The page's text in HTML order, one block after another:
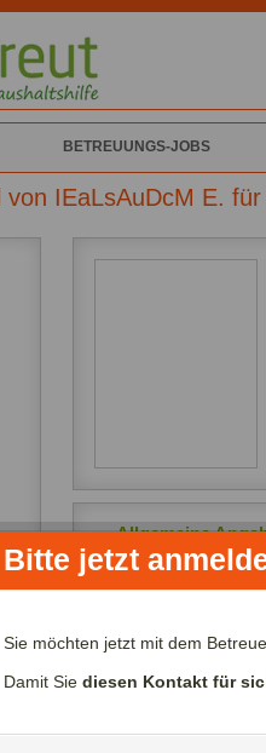
BETREUUNGS-JOBS
IEaLsAuDcM E.
Allgemeine
IEaLsAuDcM´s
Bitte jetzt
Sie möchten jetzt mit dem
Damit Sie diesen Kontakt für